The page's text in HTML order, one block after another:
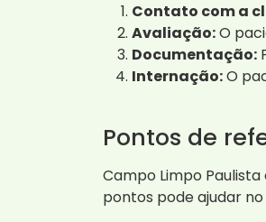
Contato com a
Avaliação:O
Documentação:
Internação:O
Pontos de
Campo Limpo
pontos pode ajudar